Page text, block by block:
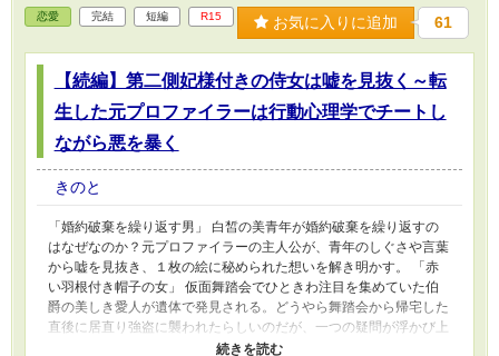
恋愛 完結 短編 R15 お気に入りに追加 61
【続編】第二側妃様付きの侍女は嘘を見抜く～転
生した元プロファイラーは行動心理学でチートし
ながら悪を暴く
きのと
「婚約破棄を繰り返す男」 白皙の美青年が婚約破棄を繰り返すの
はなぜなのか？元プロファイラーの主人公が、青年のしぐさや言葉
から嘘を見抜き、１枚の絵に秘められた想いを解き明かす。 「赤
い羽根付き帽子の女」 仮面舞踏会でひときわ注目を集めていた伯
爵の美しき愛人が遺体で発見される。どうやら舞踏会から帰宅した
直後に居直り強盗に襲われたらしいのだが、一つの疑問が浮かび上
がる。ーーーーなぜ彼女は靴を履き替えたのか？ 「過去を捨てた